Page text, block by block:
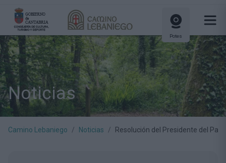
Potes
Noticias
Camino Lebaniego Noticias Resolución del Presidente del